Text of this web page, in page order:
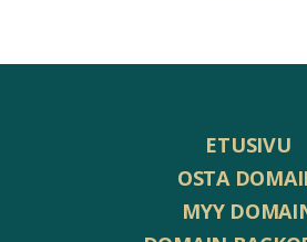
ETUSIVU
OSTA
MYY